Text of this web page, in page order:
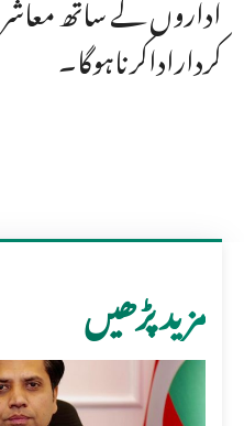
کرداراداکرناہوگا۔
مزید پڑھیں